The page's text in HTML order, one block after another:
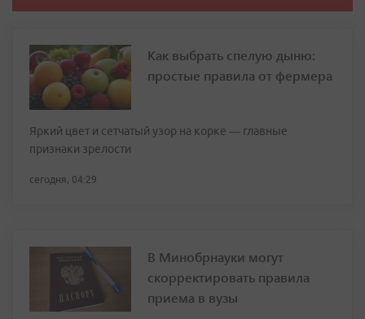
Как выбрать спелую дыню:
простые правила от фермера
Яркий цвет и сетчатый узор на корке — главные
признаки зрелости
сегодня, 04:29
В Минобрнауки могут
скорректировать правила
приема в вузы